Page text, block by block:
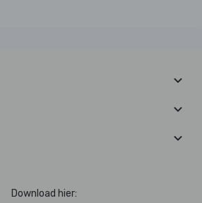
Download hier: